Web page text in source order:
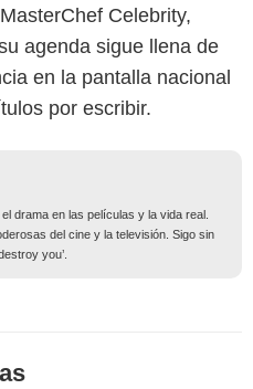
Celebrity,
agenda sigue llena de
en la pantalla nacional
por escribir.
drama en las películas y la vida real.
del cine y la televisión. Sigo sin
you’.